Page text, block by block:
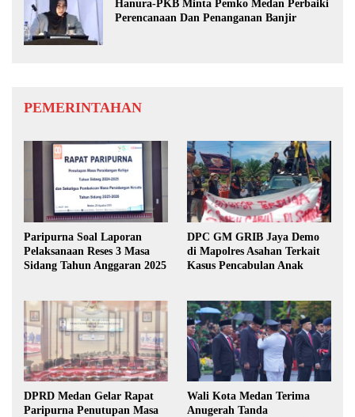
Hanura-PKB Minta Pemko Medan Perbaiki
Perencanaan Dan Penanganan Banjir
PEMERINTAHAN
Paripurna Soal Laporan
Pelaksanaan Reses 3 Masa
Sidang Tahun Anggaran 2025
DPC GM GRIB Jaya Demo
di Mapolres Asahan Terkait
Kasus Pencabulan Anak
DPRD Medan Gelar Rapat
Paripurna Penutupan Masa
Wali Kota Medan Terima
Anugerah Tanda